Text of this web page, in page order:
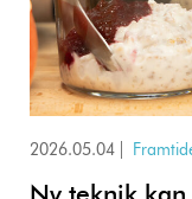
2026.05.04